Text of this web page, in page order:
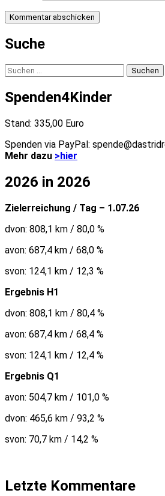
Suche
Suchen
nach:
Spenden4Kinder
Stand: 335,00 Euro
Spenden via PayPal:
Mehr dazu >hier
2026 in 2026
Zielerreichung / Tag – 1.07.26
dvon: 808,1 km / 80,0 %
avon: 687,4 km / 68,0 %
svon: 124,1 km / 12,3 %
Ergebnis H1
dvon: 808,1 km / 80,4 %
avon: 687,4 km / 68,4 %
svon: 124,1 km / 12,4 %
Ergebnis Q1
avon: 504,7 km / 101,0 %
dvon: 465,6 km / 93,2 %
svon: 70,7 km / 14,2 %
Letzte Kommentare